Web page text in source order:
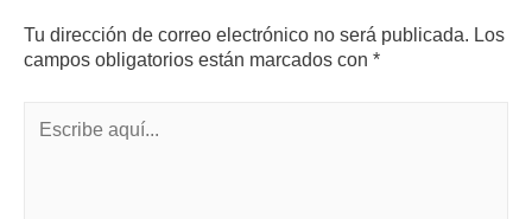
Tu dirección de correo electrónico no será publicada. Los
campos obligatorios están marcados con *